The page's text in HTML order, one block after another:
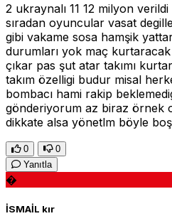
2 ukraynalı 11 12 milyon
sıradan oyuncular vasat
gibi vakame sosa hamşik
durumları yok maç
çıkar pas şut atar takımı
takım özelligi budur misal
bombacı hami rakip
gönderiyorum az biraz örnek
dikkate alsa yönetlm böyle
0
0
Yanıtla
�
İSMAİL kır